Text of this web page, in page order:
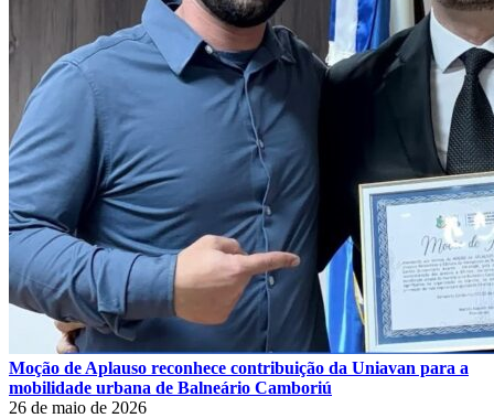
Moção de Aplauso reconhece contribuição da Uniavan para a
mobilidade urbana de Balneário Camboriú
26 de maio de 2026